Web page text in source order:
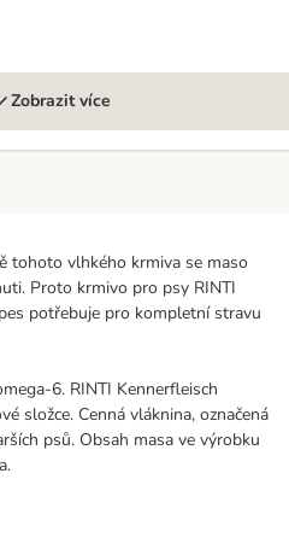
Zobrazit více
tohoto vlhkého krmiva se maso
Proto krmivo pro psy RINTI
potřebuje pro kompletní stravu
6. RINTI Kennerfleisch
složce. Cenná vláknina, označená
psů. Obsah masa ve výrobku